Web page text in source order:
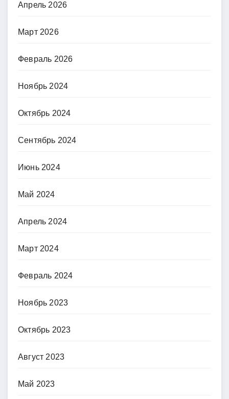
Апрель 2026
Март 2026
Февраль 2026
Ноябрь 2024
Октябрь 2024
Сентябрь 2024
Июнь 2024
Май 2024
Апрель 2024
Март 2024
Февраль 2024
Ноябрь 2023
Октябрь 2023
Август 2023
Май 2023